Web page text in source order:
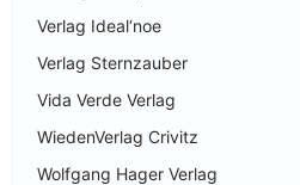
Verlag Ideal‘noe
Verlag Sternzauber
Vida Verde Verlag
WiedenVerlag Crivitz
Wolfgang Hager Verlag